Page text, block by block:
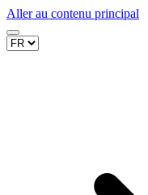
Aller au contenu principal